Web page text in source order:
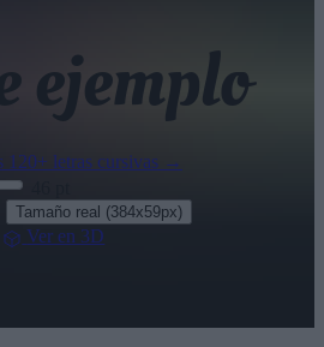
120+ letras cursivas →
Tamaño real (384x59px)
Ver en 3D